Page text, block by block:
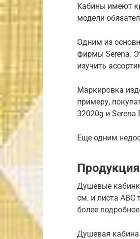
Кабины имеют
модели
Одним из
фирмы Serena.
изучить
Маркировка
примеру,
32020g и Serena
Еще одним
Душевые
см. и листа АВС
более
Душевая кабина